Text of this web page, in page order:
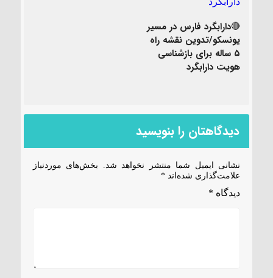
🔴دارابگرد فارس در مسیر
یونسکو/تدوین نقشه راه
۵ ساله برای بازشناسی
هویت دارابگرد
دیدگاهتان را بنویسید
نشانی ایمیل شما منتشر نخواهد شد.
بخش‌های موردنیاز
علامت‌گذاری شده‌اند *
دیدگاه *